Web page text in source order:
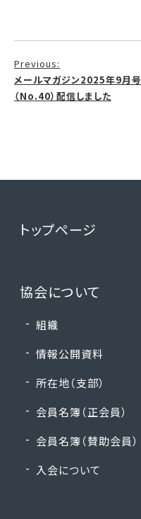
投
稿
ゲ
シ
ン
Previous:
メールマガジン2025年9月号
（No.40）配信しました
トップページ
協会について
組織
情報公開資料
所在地（支部）
会員名簿（正会員）
会員名簿（賛助会員）
入会について